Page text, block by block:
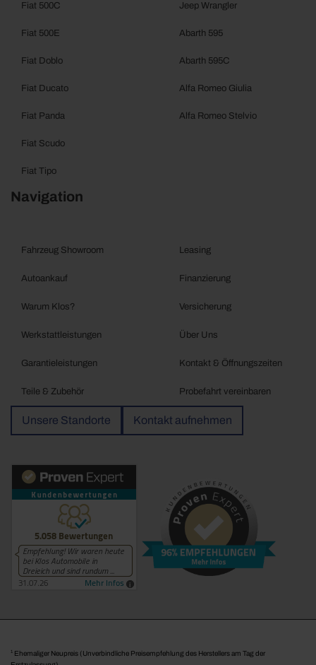
Fiat 500C
Fiat 500E
Fiat Doblo
Fiat Ducato
Fiat Panda
Fiat Scudo
Fiat Tipo
Jeep Wrangler
Abarth 595
Abarth 595C
Alfa Romeo Giulia
Alfa Romeo Stelvio
Navigation
Fahrzeug Showroom
Autoankauf
Warum Klos?
Werkstattleistungen
Garantieleistungen
Teile & Zubehör
Leasing
Finanzierung
Versicherung
Über Uns
Kontakt & Öffnungszeiten
Probefahrt vereinbaren
Unsere Standorte Kontakt aufnehmen
1 Ehemaliger Neupreis (Unverbindliche Preisempfehlung des Herstellers am Tag der